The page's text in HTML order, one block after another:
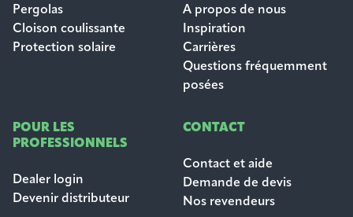
Pergolas
Cloison coulissante
Protection solaire
A propos de nous
Inspiration
Carrières
Questions fréquemment
posées
POUR LES
PROFESSIONNELS
Dealer login
Devenir distributeur
CONTACT
Contact et aide
Demande de devis
Nos revendeurs